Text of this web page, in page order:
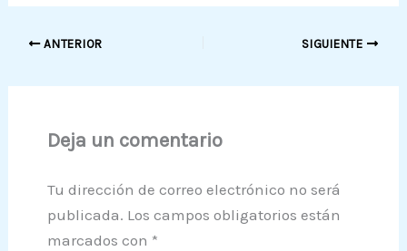
ANTERIOR SIGUIENTE
Deja un comentario
Tu dirección de correo electrónico no será
publicada. Los campos obligatorios están
marcados con *